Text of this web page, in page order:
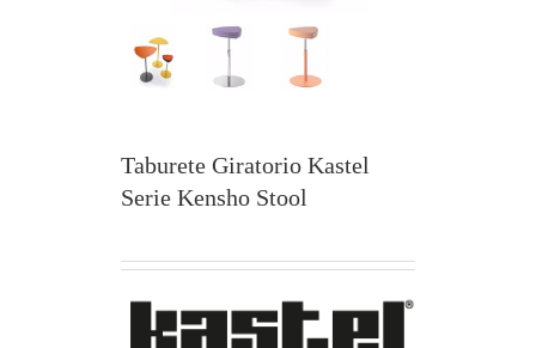
Taburete Giratorio Kastel
Serie Kensho Stool